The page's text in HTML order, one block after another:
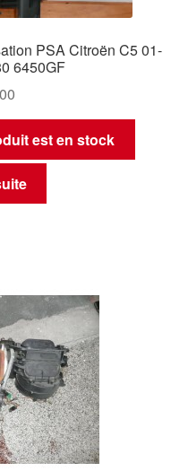
PSA Citroën C5 01-
6450GF
est en stock